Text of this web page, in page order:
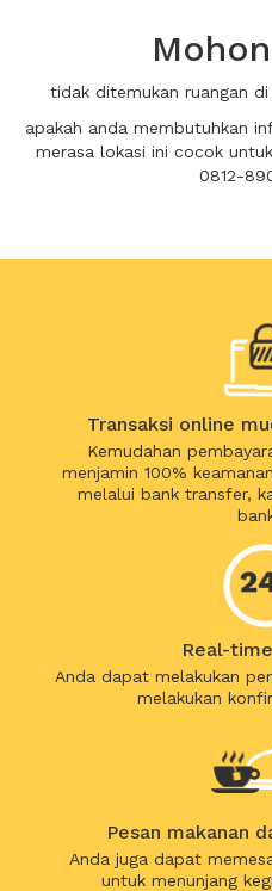
tidak ditemukan ruangan
apakah anda membutuhkan
merasa lokasi ini cocok
0812-
Transaksi online
Kemudahan
menjamin 100%
melalui bank transfer,
Real-
Anda dapat melakukan
melakukan
Pesan makanan
Anda juga dapat
untuk menunjang